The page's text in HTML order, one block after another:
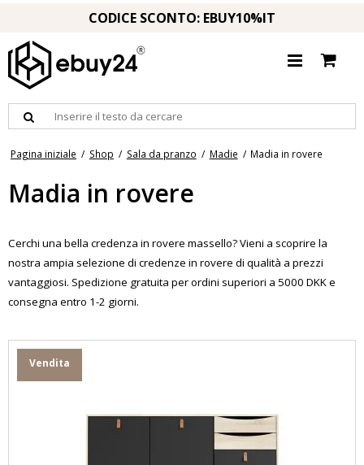
CODICE SCONTO: EBUY10%IT
Pagina iniziale / Shop / Sala da pranzo / Madie / Madia in rovere
Madia in rovere
Cerchi una bella credenza in rovere massello? Vieni a scoprire la
nostra ampia selezione di credenze in rovere di qualità a prezzi
vantaggiosi. Spedizione gratuita per ordini superiori a 5000 DKK e
consegna entro 1-2 giorni.
Vendita